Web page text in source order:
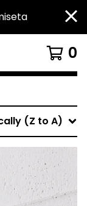
0
(Z to A)